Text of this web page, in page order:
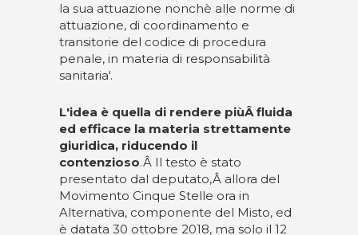
la sua attuazione nonchè alle norme di
attuazione, di coordinamento e
transitorie del codice di procedura
penale, in materia di responsabilità
sanitaria'.
L'idea è quella di rendere piùÂ fluida
ed efficace la materia strettamente
giuridica, riducendo il
contenzioso.Â Il testo è stato
presentato dal deputato,Â allora del
Movimento Cinque Stelle ora in
Alternativa, componente del Misto, ed
è datata 30 ottobre 2018, ma solo il 12